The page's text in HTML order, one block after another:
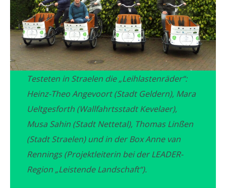
Testeten in Straelen die „Leihlastenräder“:
Heinz-Theo Angevoort (Stadt Geldern), Mara
Ueltgesforth (Wallfahrtsstadt Kevelaer),
Musa Sahin (Stadt Nettetal), Thomas Linßen
(Stadt Straelen) und in der Box Anne van
Rennings (Projektleiterin bei der LEADER-
Region „Leistende Landschaft“).